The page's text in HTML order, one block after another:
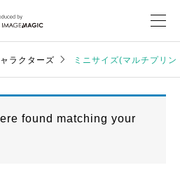
ラクターズ ミニサイズ(マルチプリ
found matching your